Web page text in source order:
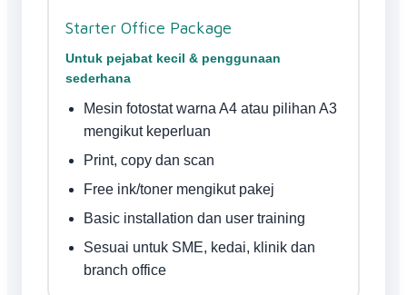
Starter Office Package
Untuk pejabat kecil & penggunaan
sederhana
Mesin fotostat warna A4 atau pilihan A3
mengikut keperluan
Print, copy dan scan
Free ink/toner mengikut pakej
Basic installation dan user training
Sesuai untuk SME, kedai, klinik dan
branch office